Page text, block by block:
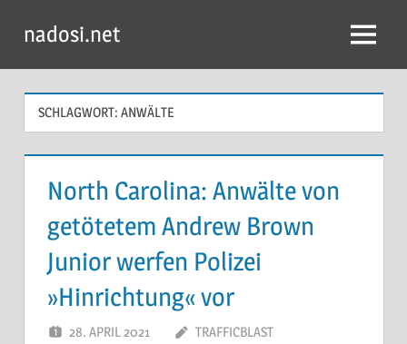
Inhalt
springen
nadosi.net Menü
SCHLAGWORT: ANWÄLTE
North Carolina: Anwälte von
getötetem Andrew Brown
Junior werfen Polizei
»Hinrichtung« vor
28. APRIL 2021 TRAFFICBLAST